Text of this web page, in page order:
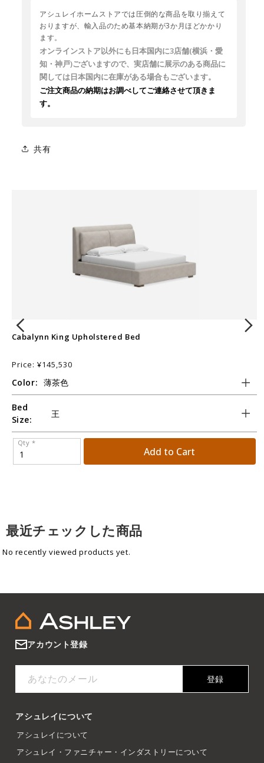
アシュレイホームストアでは圧倒的な商品を取り揃えて
おりますが、輸入品のため基本納期が3か月ほどかかり
ます。
オンラインストア以外にも日本国内に3店舗(横浜・愛
知・神戸)ございますので、実店舗に展示のある商品に
関しては日本国内に在庫がある場合もございます。
ご注文商品の納期はお調べしてご連絡させて頂きま
す。
共有
Cabalynn King Upholstered Bed
Price: ¥145,530
Color:
Bed
Size:
Qty *
Add to Cart
最近チェックした商品
No recently viewed products yet.
アカウント登録
あなたのメール 登録
アシュレイについて
アシュレイについて
アシュレイ・ファニチャー・インダストリーについて